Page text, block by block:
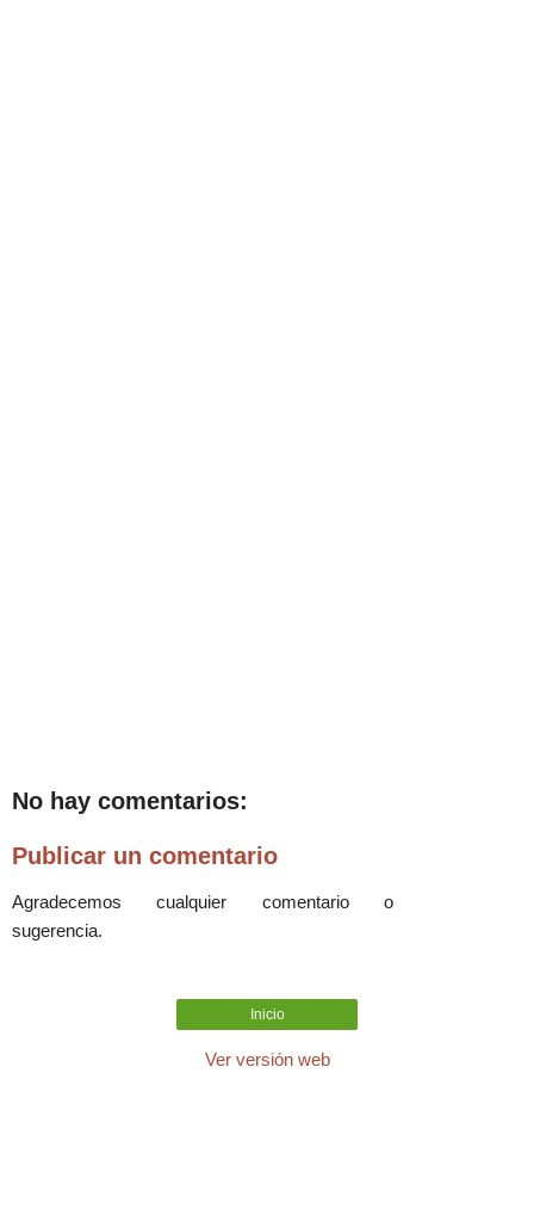
No hay comentarios:
Publicar un comentario
Agradecemos cualquier comentario o
sugerencia.
Inicio
Ver versión web